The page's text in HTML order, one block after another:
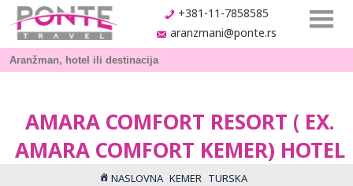
+381-11-7858585
aranzmani@ponte.rs
AMARA COMFORT RESORT ( EX.
AMARA COMFORT KEMER) HOTEL
NASLOVNA KEMER TURSKA